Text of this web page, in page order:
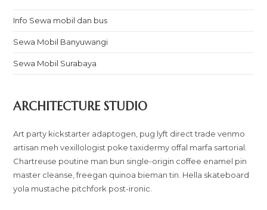
Info Sewa mobil dan bus
Sewa Mobil Banyuwangi
Sewa Mobil Surabaya
ARCHITECTURE STUDIO
Art party kickstarter adaptogen, pug lyft direct trade venmo
artisan meh vexillologist poke taxidermy offal marfa sartorial.
Chartreuse poutine man bun single-origin coffee enamel pin
master cleanse, freegan quinoa bieman tin. Hella skateboard
yola mustache pitchfork post-ironic.